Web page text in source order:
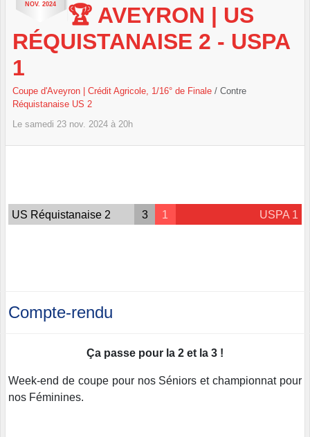
NOV. 2024
🏆 AVEYRON | US
RÉQUISTANAISE 2 - USPA
1
Coupe d'Aveyron | Crédit Agricole, 1/16° de Finale / Contre
Réquistanaise US 2
Le samedi 23 nov. 2024 à 20h
US Réquistanaise 2 3 1 USPA 1
Compte-rendu
Ça passe pour la 2 et la 3 !
Week-end de coupe pour nos Séniors et championnat pour
nos Féminines.